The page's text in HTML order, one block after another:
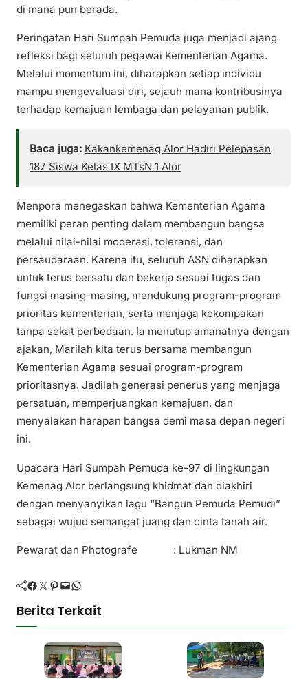
di mana pun berada.
Peringatan Hari Sumpah Pemuda juga menjadi ajang
refleksi bagi seluruh pegawai Kementerian Agama.
Melalui momentum ini, diharapkan setiap individu
mampu mengevaluasi diri, sejauh mana kontribusinya
terhadap kemajuan lembaga dan pelayanan publik.
Baca juga: Kakankemenag Alor Hadiri Pelepasan
187 Siswa Kelas IX MTsN 1 Alor
Menpora menegaskan bahwa Kementerian Agama
memiliki peran penting dalam membangun bangsa
melalui nilai-nilai moderasi, toleransi, dan
persaudaraan. Karena itu, seluruh ASN diharapkan
untuk terus bersatu dan bekerja sesuai tugas dan
fungsi masing-masing, mendukung program-program
prioritas kementerian, serta menjaga kekompakan
tanpa sekat perbedaan. Ia menutup amanatnya dengan
ajakan, Marilah kita terus bersama membangun
Kementerian Agama sesuai program-program
prioritasnya. Jadilah generasi penerus yang menjaga
persatuan, memperjuangkan kemajuan, dan
menyalakan harapan bangsa demi masa depan negeri
ini.
Upacara Hari Sumpah Pemuda ke-97 di lingkungan
Kemenag Alor berlangsung khidmat dan diakhiri
dengan menyanyikan lagu “Bangun Pemuda Pemudi”
sebagai wujud semangat juang dan cinta tanah air.
Pewarat dan Photografe : Lukman NM
Facebook Twitter Pinterest Mail WhatsApp
Berita Terkait